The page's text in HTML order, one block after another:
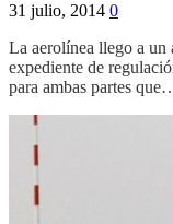
31 julio, 2014 0
La aerolínea llego a un
expediente de
para ambas partes